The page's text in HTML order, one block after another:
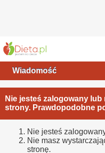
Wiadomość
Nie jesteś zalogowany
strony. Prawdopodobne
Nie jesteś
Nie masz
stronę.